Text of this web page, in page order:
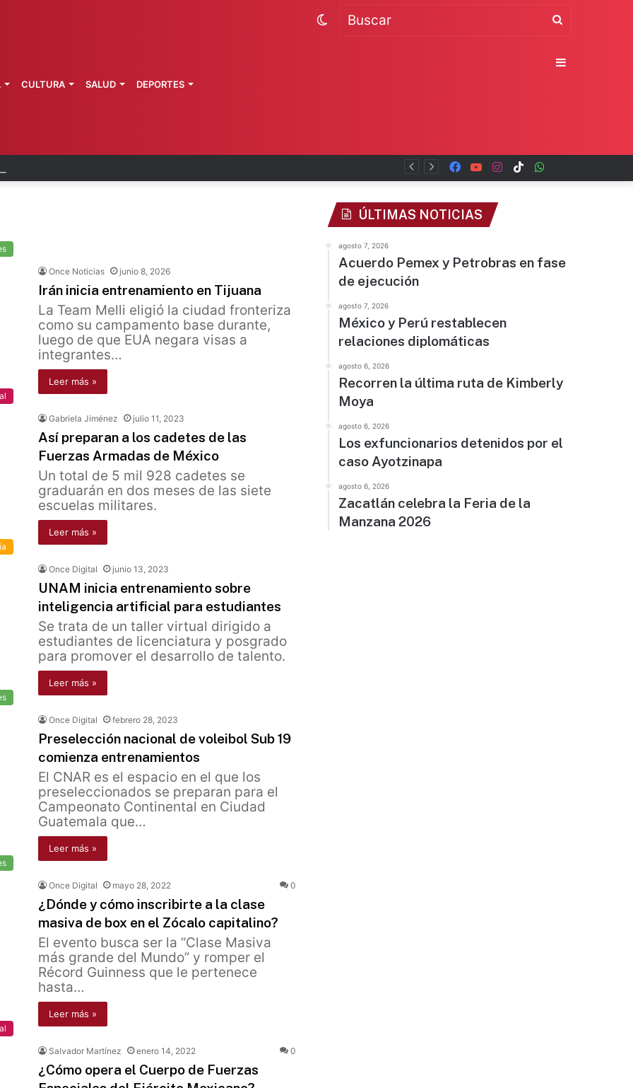
brote activo de ciclosporiasis TikTok
Instagram
YouTube
Facebook
CULTURA SALUD DEPORTES
Switch
Once Noticias junio 8, 2026
Irán inicia entrenamiento en Tijuana
La Team Melli eligió la ciudad fronteriza
como su campamento base durante,
luego de que EUA negara visas a
integrantes…
Leer más »
Gabriela Jiménez julio 11, 2023
Así preparan a los cadetes de las
Fuerzas Armadas de México
Un total de 5 mil 928 cadetes se
graduarán en dos meses de las siete
escuelas militares.
Leer más »
Once Digital junio 13, 2023
UNAM inicia entrenamiento sobre
inteligencia artificial para estudiantes
Se trata de un taller virtual dirigido a
estudiantes de licenciatura y posgrado
para promover el desarrollo de talento.
Leer más »
Once Digital febrero 28, 2023
Preselección nacional de voleibol Sub 19
comienza entrenamientos
El CNAR es el espacio en el que los
preseleccionados se preparan para el
Campeonato Continental en Ciudad
Guatemala que…
Leer más »
Once Digital mayo 28, 2022 0
¿Dónde y cómo inscribirte a la clase
masiva de box en el Zócalo capitalino?
El evento busca ser la “Clase Masiva
más grande del Mundo” y romper el
Récord Guinness que le pertenece
hasta…
Leer más »
Salvador Martínez enero 14, 2022 0
¿Cómo opera el Cuerpo de Fuerzas
ÚLTIMAS NOTICIAS
agosto 7, 2026
Acuerdo Pemex y Petrobras en fase
de ejecución
agosto 7, 2026
México y Perú restablecen
relaciones diplomáticas
agosto 6, 2026
Recorren la última ruta de Kimberly
Moya
agosto 6, 2026
Los exfuncionarios detenidos por el
caso Ayotzinapa
agosto 6, 2026
Zacatlán celebra la Feria de la
Manzana 2026